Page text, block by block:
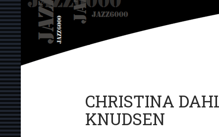
CHRISTINA
KNUDSEN